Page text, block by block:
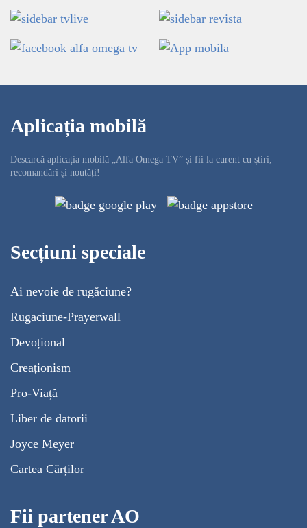
Aplicația mobilă
Descarcă aplicația mobilă „Alfa Omega TV” și fii la curent cu știri,
recomandări și noutăți!
Secțiuni speciale
Ai nevoie de rugăciune?
Rugaciune-Prayerwall
Devoțional
Creaționism
Pro-Viață
Liber de datorii
Joyce Meyer
Cartea Cărților
Fii partener AO